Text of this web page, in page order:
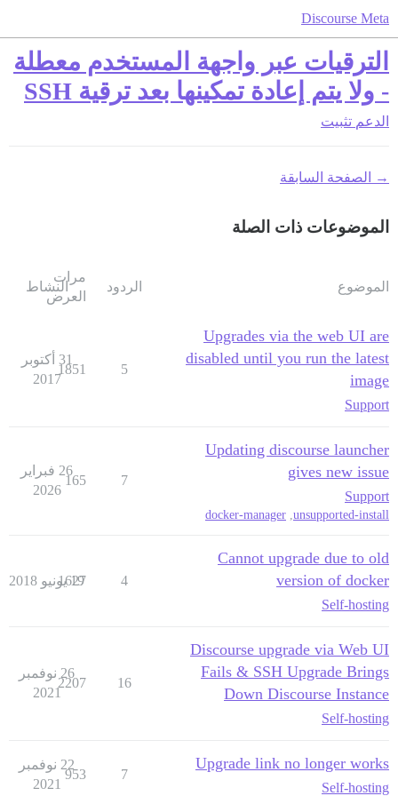
Discourse Meta
الترقيات عبر واجهة المستخدم معطلة
- ولا يتم إعادة تمكينها بعد ترقية SSH
الدعم تثبيت
→ الصفحة السابقة
الموضوعات ذات الصلة
الموضوع الردود
مرات
العرض
النشاط
Upgrades via the web UI are
disabled until you run the latest
image
Support
5
1851
31 أكتوبر
2017
Updating discourse launcher
gives new issue
Support
unsupported-install
,
docker-manager
7
165
26 فبراير
2026
Cannot upgrade due to old
version of docker
Self-hosting
4
1627
19 يونيو 2018
Discourse upgrade via Web UI
Fails & SSH Upgrade Brings
Down Discourse Instance
Self-hosting
16
2207
26 نوفمبر
2021
Upgrade link no longer works
Self-hosting
7
953
22 نوفمبر
2021